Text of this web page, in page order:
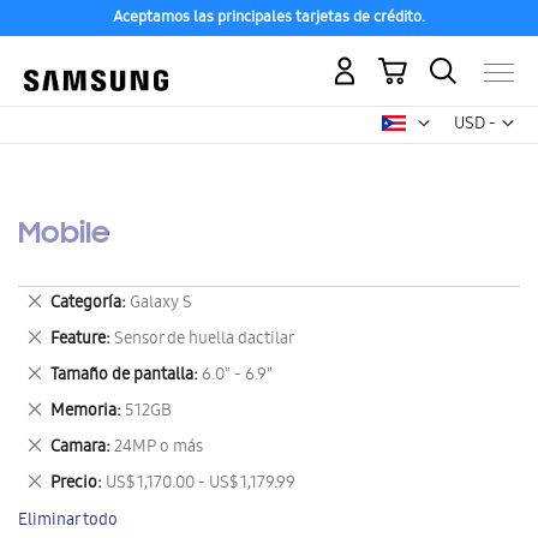
Aceptamos las principales tarjetas de crédito.
USD -
dólar
Mi carrito
Mobile
Categoría Galaxy S
Eliminar
este
artículo
Feature Sensor de huella dactilar
Eliminar
este
artículo
Tamaño de pantalla 6.0" - 6.9"
Eliminar
este
artículo
Memoria 512GB
Eliminar
este
artículo
Camara 24MP o más
Eliminar
este
artículo
Precio US$ 1,170.00 - US$ 1,179.99
Eliminar
este
artículo
Eliminar todo